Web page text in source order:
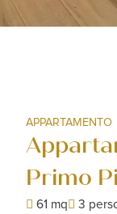
APPARTAMENTO
Primo
61 mq 3